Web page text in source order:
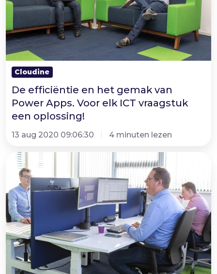
van
Apps.
Voor
elk
ICT
vraagstuk
een
oplossing!
Cloudine
De efficiëntie en het gemak van
Power Apps. Voor elk ICT vraagstuk
een oplossing!
13 aug 2020 09:06:30 4 minuten lezen
Optimaliseer
workflows
met
Power
Automate
en
bespaar
tijd
voor